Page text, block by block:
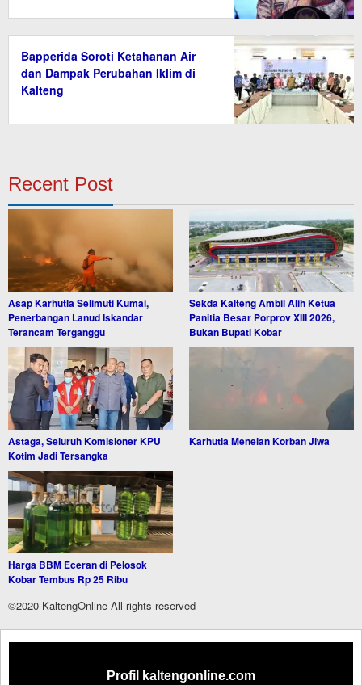
Bapperida Soroti Ketahanan Air
dan Dampak Perubahan Iklim di
Kalteng
Recent Post
Asap Karhutla Selimuti Kumai,
Penerbangan Lanud Iskandar
Terancam Terganggu
Sekda Kalteng Ambil Alih Ketua
Panitia Besar Porprov XIII 2026,
Bukan Bupati Kobar
Astaga, Seluruh Komisioner KPU
Kotim Jadi Tersangka
Karhutla Menelan Korban Jiwa
Harga BBM Eceran di Pelosok
Kobar Tembus Rp 25 Ribu
©2020 KaltengOnline All rights reserved
Profil kaltengonline.com